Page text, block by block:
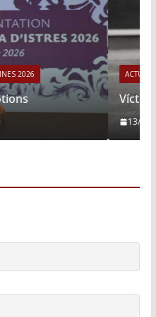
CHRONIQUES TAURINES 2026
: le courage immobile